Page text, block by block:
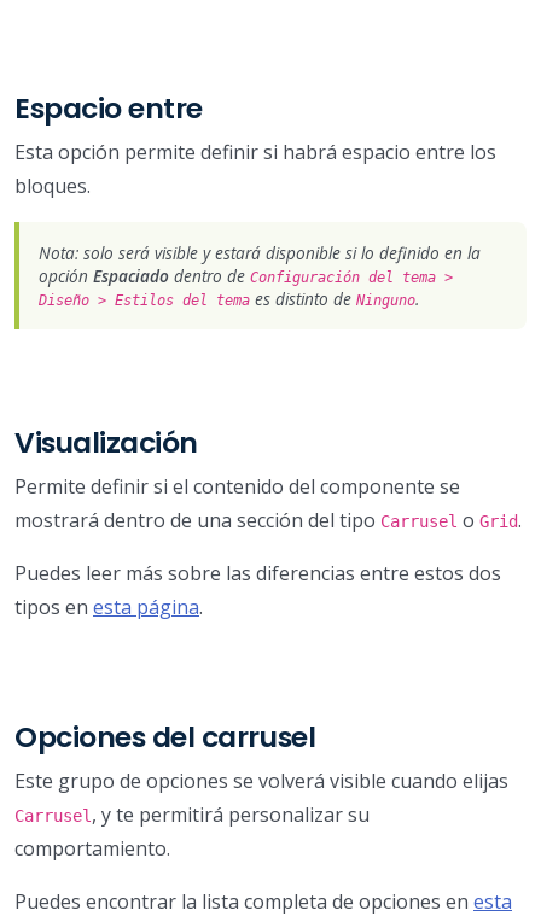
Espacio entre
Esta opción permite definir si habrá espacio entre los
bloques.
Nota: solo será visible y estará disponible si lo definido en la
opción Espaciado dentro de Configuración del tema >
Diseño > Estilos del tema es distinto de Ninguno.
Visualización
Permite definir si el contenido del componente se
mostrará dentro de una sección del tipo Carrusel o Grid.
Puedes leer más sobre las diferencias entre estos dos
tipos en esta página.
Opciones del carrusel
Este grupo de opciones se volverá visible cuando elijas
Carrusel , y te permitirá personalizar su
comportamiento.
Puedes encontrar la lista completa de opciones en esta